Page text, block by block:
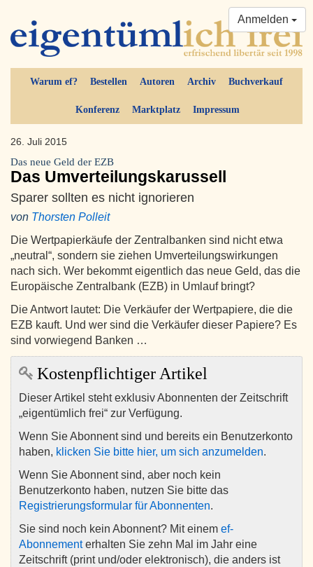
Warum ef? Bestellen Autoren Archiv Buchverkauf
Konferenz Marktplatz Impressum
Anmelden
26. Juli 2015
Das neue Geld der EZB
Das Umverteilungskarussell
Sparer sollten es nicht ignorieren
von Thorsten Polleit
Die Wertpapierkäufe der Zentralbanken sind nicht etwa
„neutral“, sondern sie ziehen Umverteilungswirkungen
nach sich. Wer bekommt eigentlich das neue Geld, das die
Europäische Zentralbank (EZB) in Umlauf bringt?
Die Antwort lautet: Die Verkäufer der Wertpapiere, die die
EZB kauft. Und wer sind die Verkäufer dieser Papiere? Es
sind vorwiegend Banken …
Kostenpflichtiger Artikel
Dieser Artikel steht exklusiv Abonnenten der Zeitschrift
„eigentümlich frei“ zur Verfügung.
Wenn Sie Abonnent sind und bereits ein Benutzerkonto
haben, klicken Sie bitte hier, um sich anzumelden.
Wenn Sie Abonnent sind, aber noch kein
Benutzerkonto haben, nutzen Sie bitte das
Registrierungsformular für Abonnenten.
Sie sind noch kein Abonnent? Mit einem ef-
Abonnementerhalten Sie zehn Mal im Jahr eine
Zeitschrift (print und/oder elektronisch), die anders ist